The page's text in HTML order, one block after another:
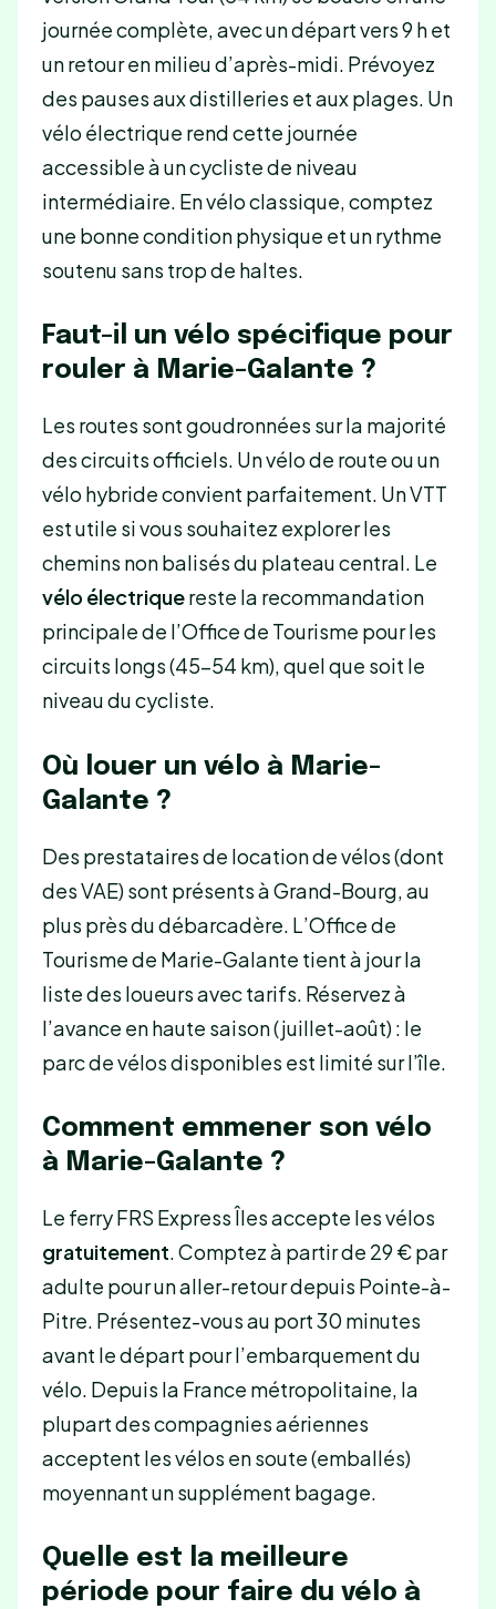
journée complète, avec un départ vers 9 h et
un retour en milieu d’après-midi. Prévoyez
des pauses aux distilleries et aux plages. Un
vélo électrique rend cette journée
accessible à un cycliste de niveau
intermédiaire. En vélo classique, comptez
une bonne condition physique et un rythme
soutenu sans trop de haltes.
Faut-il un vélo spécifique pour
rouler à Marie-Galante ?
Les routes sont goudronnées sur la majorité
des circuits officiels. Un vélo de route ou un
vélo hybride convient parfaitement. Un VTT
est utile si vous souhaitez explorer les
chemins non balisés du plateau central. Le
vélo électriquereste la recommandation
principale de l’Office de Tourisme pour les
circuits longs (45-54 km), quel que soit le
niveau du cycliste.
Où louer un vélo à Marie-
Galante ?
Des prestataires de location de vélos (dont
des VAE) sont présents à Grand-Bourg, au
plus près du débarcadère. L’Office de
Tourisme de Marie-Galante tient à jour la
liste des loueurs avec tarifs. Réservez à
l’avance en haute saison (juillet-août) : le
parc de vélos disponibles est limité sur l’île.
Comment emmener son vélo
à Marie-Galante ?
Le ferry FRS Express Îles accepte les vélos
gratuitement. Comptez à partir de 29 € par
adulte pour un aller-retour depuis Pointe-à-
Pitre. Présentez-vous au port 30 minutes
avant le départ pour l’embarquement du
vélo. Depuis la France métropolitaine, la
plupart des compagnies aériennes
acceptent les vélos en soute (emballés)
moyennant un supplément bagage.
Quelle est la meilleure
période pour faire du vélo à